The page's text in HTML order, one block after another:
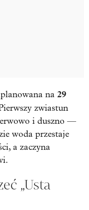
na 29
zwiastun
i duszno —
woda przestaje
a zaczyna
„Usta